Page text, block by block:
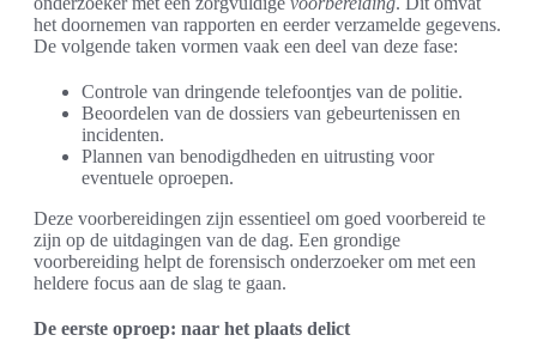
het doornemen van rapporten en eerder verzamelde gegevens.
De volgende taken vormen vaak een deel van deze fase:
Controle van dringende telefoontjes van de politie.
Beoordelen van de dossiers van gebeurtenissen en
incidenten.
Plannen van benodigdheden en uitrusting voor
eventuele oproepen.
Deze voorbereidingen zijn essentieel om goed voorbereid te
zijn op de uitdagingen van de dag. Een grondige
voorbereiding helpt de forensisch onderzoeker om met een
heldere focus aan de slag te gaan.
De eerste oproep: naar het plaats delict